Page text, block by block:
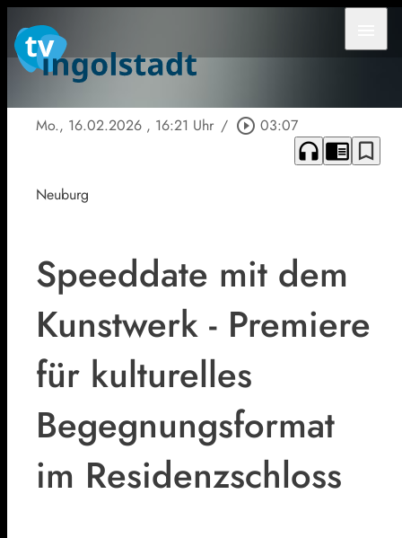
Mo., 16.02.2026 , 16:21 Uhr / play_circle_outline 03:07
headphones chrome_reader_mode bookmark_border
Neuburg
Speeddate mit dem
Kunstwerk - Premiere
für kulturelles
Begegnungsformat
im Residenzschloss